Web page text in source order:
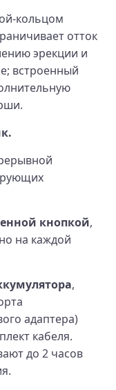
отток
эрекции и
встроенный
кнопкой,
на каждой
,
адаптера)
кабеля.
до 2 часов